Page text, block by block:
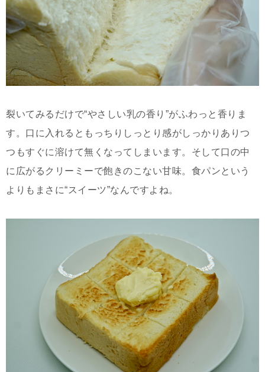
裂いてみるだけで“やさしい乳の香り”がふわっと香りま
す。口に入れるともっちりしっとり感がしっかりありつ
つもすぐに溶けて無くなってしまいます。そして口の中
に広がるクリーミーで飽きのこない甘味。食パンという
よりもまさに“スイーツ”なんですよね。